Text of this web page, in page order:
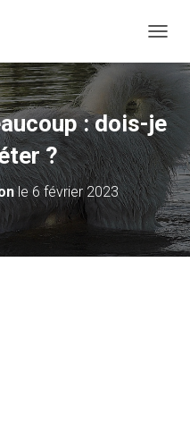
: dois-je
?
le6 février 2023